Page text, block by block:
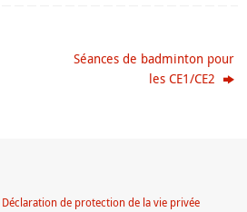
Séances de badminton pour
les CE1/CE2
Déclaration de protection de la vie privée